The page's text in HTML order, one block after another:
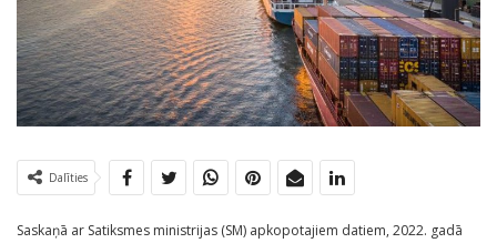
Dalīties
Saskaņā ar Satiksmes ministrijas (SM) apkopotajiem datiem, 2022. gadā